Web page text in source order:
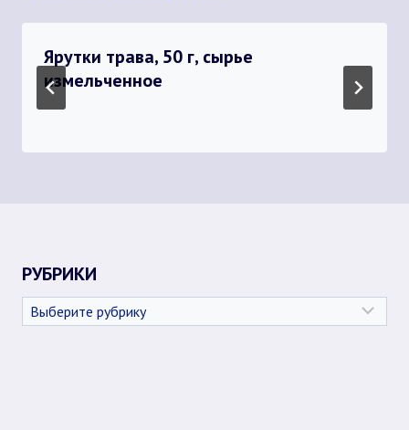
Ярутки трава, 50 г, сырье
измельченное
РУБРИКИ
Рубрики